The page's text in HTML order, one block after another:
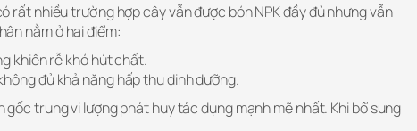
rất nhiều trường hợp cây vẫn được bón NPK đầy đủ nhưng vẫn
nằm ở hai điểm:
khiến rễ khó hút chất.
đủ khả năng hấp thu dinh dưỡng.
gốc trung vi lượng phát huy tác dụng mạnh mẽ nhất. Khi bổ sung